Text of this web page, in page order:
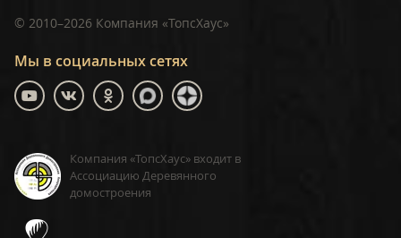
Мы в социальных сетях
Компания «ТопсХаус» входит в
Ассоциацию Деревянного
домостроения
© 2010–2026 Компания «ТопсХаус»